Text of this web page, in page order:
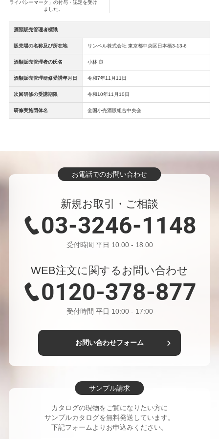
ログギフト
うまかもんが選べるんだモン！くまモンデザイン
のカード型カタログギフト「選べる熊本県産品
うまかもんギフト」 鶴屋百貨店にて発売
2026/2/25
【最大1万円相当】デジタルギフトもれなく進呈
｜今期のご予算活用に
2026/2/12
＼満足度と効率の両立／成果を出すキャンペーン
2026/1/15
【GMO掛け払い】リアルタイム与信の限度額が
2026/1/15
防災意識が高まる今こそ、“備えるギフト”を
オリジナルのデジタルカタログギフトが作れる
要が7割に 会社拠点がある地域の特産品でリスト
2025/12/18
「GrowFunds」提供開始～ 寄付者基盤の拡大と
ープ『ラフ×ラフ』コラボキャンペーン12 月 31
日（水）まで開催中！
2025/12/2
社員旅行でのビンゴ一等は 10 万円の体験型カタ
ログギフト選べるギフトで世代を超えた満足を実
ライバシーマーク」の付与・認定を受け
ました。
酒類販売管理者標識
販売場の名称及び所在地 リンベル株式会社 東京都中央区日本橋3-13-6
酒類販売管理者の氏名 小林 良
酒類販売管理研修受講年月日 令和7年11月11日
次回研修の受講期限 令和10年11月10日
研修実施団体名 全国小売酒販組合中央会
お電話でのお問い合わせ
新規お取引・ご相談
03-3246-1148
受付時間 平日 10:00 - 18:00
WEB注文に関するお問い合わせ
0120-378-877
受付時間 平日 10:00 - 17:00
お問い合わせフォーム
サンプル請求
カタログの現物をご覧になりたい方に
サンプルカタログを無料発送しています。
下記フォームよりお申込みください。